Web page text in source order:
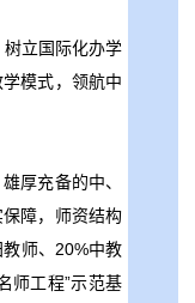
立国际化办学
模式，领航中
厚充备的中、
障，师资结构
师、20%中教
师工程”示范基